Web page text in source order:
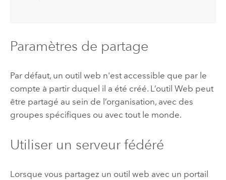
Paramètres de partage
Par défaut, un outil web n'est accessible que par le
compte à partir duquel il a été créé. L’outil Web peut
être partagé au sein de l’organisation, avec des
groupes spécifiques ou avec tout le monde.
Utiliser un serveur fédéré
Lorsque vous partagez un outil web avec un portail